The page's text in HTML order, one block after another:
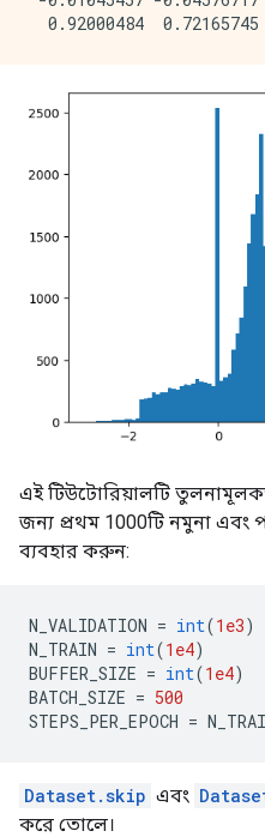
এই টিউটোরিয়ালটি
জন্য প্রথম 1000টি নমুনা এবং
ব্যবহার করুন:
N_VALIDATION = int(1e3)
N_TRAIN = int(1e4)
BUFFER_SIZE = int(1e4)
BATCH_SIZE = 500
STEPS_PER_EPOCH =
Dataset.skip এবং
করে তোলে।